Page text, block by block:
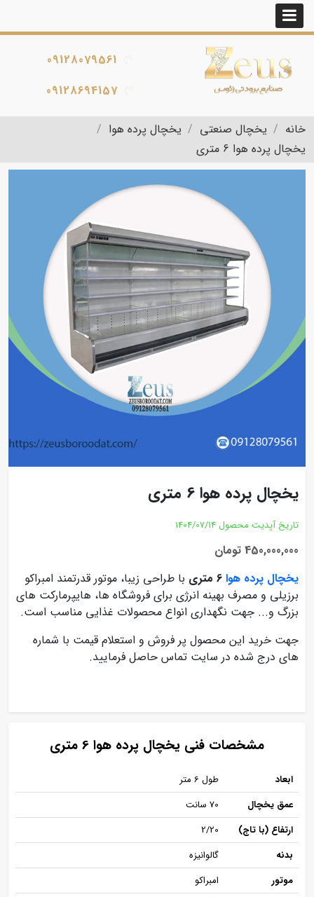
09128079561
09128694157
خانه یخچال صنعتی
یخچال پرده هوا
یخچال پرده هوا 6 متری
یخچال پرده هوا 6 متری
تاریخ آپدیت محصول 1404/07/14
450,000,000 تومان
یخچال پرده هوا
با طراحی زیبا، موتور قدرتمند امبراکو
برزیلی و مصرف بهینه انرژی برای فروشگاه‌ ها، هایپرمارکت‌ های
بزرگ و... جهت نگهداری انواع محصولات غذایی مناسب است.
جهت خرید این محصول پر فروش و استعلام قیمت با شماره
های درج شده در سایت تماس حاصل فرمایید.
مشخصات فنی یخچال پرده هوا 6 متری
ابعاد
طول 6 متر
عمق یخچال
70 سانت
ارتفاع (با تاج)
2/20
بدنه
گالوانیزه
موتور
امبراکو